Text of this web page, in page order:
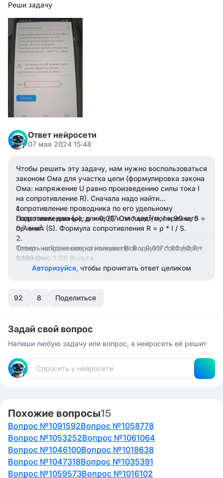
Реши задачу
Ответ нейросети
07 мая 2024 15:48
Чтобы решить эту задачу, нам нужно воспользоваться
законом Ома для участка цепи (формулировка закона
Ома: напряжение U равно произведению силы тока I
на сопротивление R). Сначала надо найти
сопротивление проводника по его удельному
сопротивлению (ρ), длине (l) и площади поперечного
сечения (S). Формула сопротивления R = ρ * l / S.
Подставим данные: ρ = 0,017 Ом * мм²/м, l = 90 м, S =
0,7 мм².
Теперь найдем сопротивление R: R = 0,017 * 90 / 0,7 ≈
2,186 Ом.
3,06 В.
Ответ: напряжение на концах проводника составляет
примерно 3,06 Вольта.
Авторизуйся, чтобы прочитать ответ целиком
92 8 Поделиться
Задай свой вопрос
Напиши любую задачу или вопрос, а нейросеть её решит
Похожие вопросы15
Вопрос №1091592Вопрос №1058778
Вопрос №1053252Вопрос №1061064
Вопрос №1046100Вопрос №1018638
Вопрос №1047318Вопрос №1035391
Вопрос №1059573Вопрос №1016102